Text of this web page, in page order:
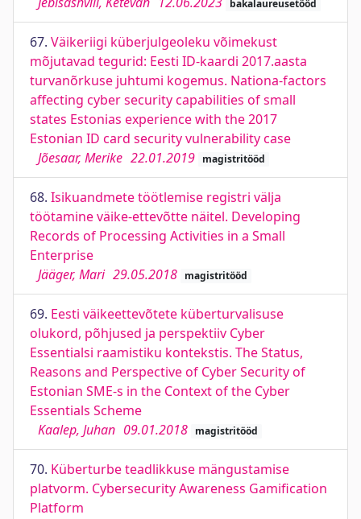
bakalaureusetööd
67. Väikeriigi küberjulgeoleku võimekust
mõjutavad tegurid: Eesti ID-kaardi 2017.aasta
turvanõrkuse juhtumi kogemus. Nationa-factors
affecting cyber security capabilities of small
states Estonias experience with the 2017
Estonian ID card security vulnerability case
Jõesaar, Merike 22.01.2019 magistritööd
68. Isikuandmete töötlemise registri välja
töötamine väike-ettevõtte näitel. Developing
Records of Processing Activities in a Small
Enterprise
Jääger, Mari 29.05.2018 magistritööd
69. Eesti väikeettevõtete küberturvalisuse
olukord, põhjused ja perspektiiv Cyber
Essentialsi raamistiku kontekstis. The Status,
Reasons and Perspective of Cyber Security of
Estonian SME-s in the Context of the Cyber
Essentials Scheme
Kaalep, Juhan 09.01.2018 magistritööd
70. Küberturbe teadlikkuse mängustamise
platvorm. Cybersecurity Awareness Gamification
Platform